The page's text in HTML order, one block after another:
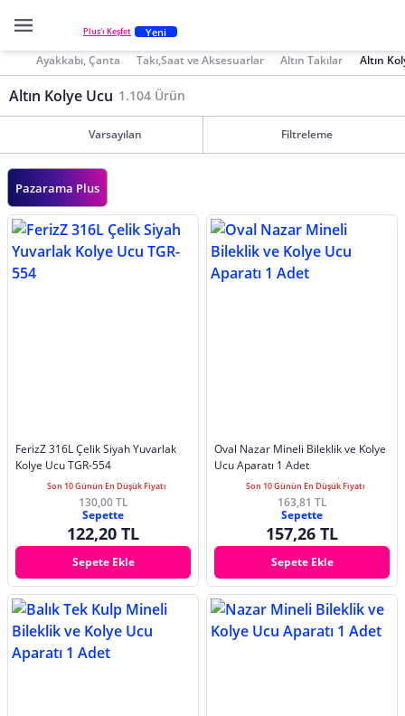
Plus'ı Keşfet Yeni
Ayakkabı, Çanta Takı,Saat ve Aksesuarlar Altın Takılar Altın
Altın Kolye Ucu 1.104 Ürün
Varsayılan Filtreleme
Pazarama Plus
FerizZ 316L Çelik Siyah Yuvarlak
Kolye Ucu TGR-554
Son 10 Günün En Düşük Fiyatı
130,00 TL
Sepette
122,20 TL
Sepete Ekle
Oval Nazar Mineli Bileklik ve Kolye
Ucu Aparatı 1 Adet
Son 10 Günün En Düşük Fiyatı
163,81 TL
Sepette
157,26 TL
Sepete Ekle